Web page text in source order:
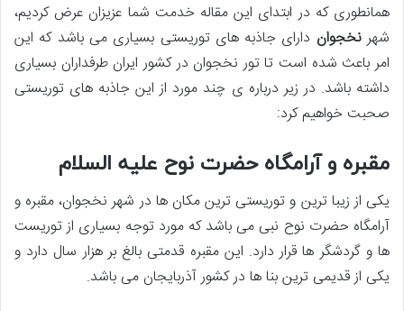
همانطوری که در ابتدای این مقاله خدمت شما عزیزان عرض کردیم،
شهرنخجوان دارای جاذبه های توریستی بسیاری می باشد که این
امر باعث شده است تا تور نخجوان در کشور ایران طرفداران بسیاری
داشته باشد. در زیر درباره ی چند مورد از این جاذبه های توریستی
صحبت خواهیم کرد:
مقبره و آرامگاه حضرت نوح علیه السلام
یکی از زیبا ترین و توریستی ترین مکان ها در شهر نخجوان، مقبره و
آرامگاه حضرت نوح نبی می باشد که مورد توجه بسیاری از توریست
ها و گردشگر ها قرار دارد. این مقبره قدمتی بالغ بر هزار سال دارد و
یکی از قدیمی ترین بنا ها در کشور آذربایجان می باشد.